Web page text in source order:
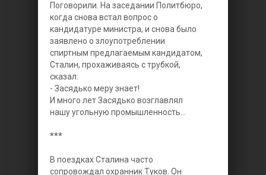
Поговорили. На заседании Политбюро,
когда снова встал вопрос о
кандидатуре министра, и снова было
заявлено о злоупотреблении
спиртным предлагаемым кандидатом,
Сталин, прохаживаясь с трубкой,
сказал:
- Засядько меру знает!
И много лет Засядько возглавлял
нашу угольную промышленность...
***
В поездках Сталина часто
сопровождал охранник Туков. Он